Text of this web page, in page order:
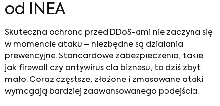
od INEA
Skuteczna ochrona przed DDoS-ami nie zaczyna się
w momencie ataku – niezbędne są działania
prewencyjne. Standardowe zabezpieczenia, takie
jak firewall czy antywirus dla biznesu, to dziś zbyt
mało. Coraz częstsze, złożone i zmasowane ataki
wymagają bardziej zaawansowanego podejścia.